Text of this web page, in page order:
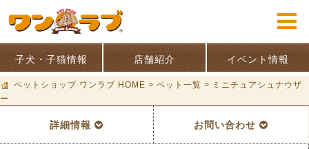
子犬・子猫情報 店舗紹介 イベント情報
ペットショップ ワンラブ HOME > ペット一覧 > ミニチュアシュナウザ
ー
詳細情報 お問い合わせ